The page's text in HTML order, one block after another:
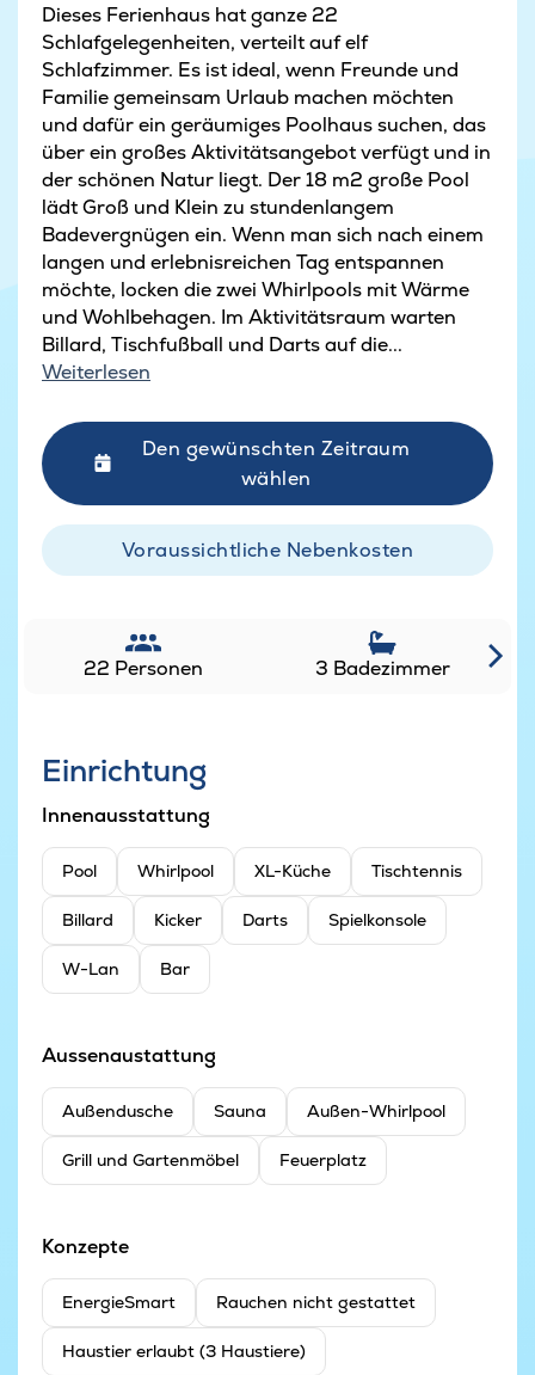
Dieses Ferienhaus hat ganze 22
Schlafgelegenheiten, verteilt auf elf
Schlafzimmer. Es ist ideal, wenn Freunde und
Familie gemeinsam Urlaub machen möchten
und dafür ein geräumiges Poolhaus suchen, das
über ein großes Aktivitätsangebot verfügt und in
der schönen Natur liegt. Der 18 m2 große Pool
lädt Groß und Klein zu stundenlangem
Badevergnügen ein. Wenn man sich nach einem
langen und erlebnisreichen Tag entspannen
möchte, locken die zwei Whirlpools mit Wärme
und Wohlbehagen. Im Aktivitätsraum warten
Billard, Tischfußball und Darts auf die...
Weiterlesen
Den gewünschten Zeitraum
wählen
Voraussichtliche Nebenkosten
22 Personen 3 Badezimmer
Einrichtung
Innenausstattung
Pool Whirlpool XL-Küche Tischtennis
Billard Kicker Darts Spielkonsole
W-Lan Bar
Aussenaustattung
Außendusche Sauna Außen-Whirlpool
Grill und Gartenmöbel Feuerplatz
Konzepte
EnergieSmart Rauchen nicht gestattet
Haustier erlaubt (3 Haustiere)